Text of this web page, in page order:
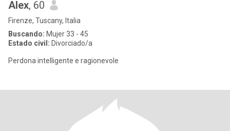
Alex, 60
Firenze, Tuscany, Italia
Buscando: Mujer 33 - 45
Estado civil: Divorciado/a
Perdona intelligente e ragionevole